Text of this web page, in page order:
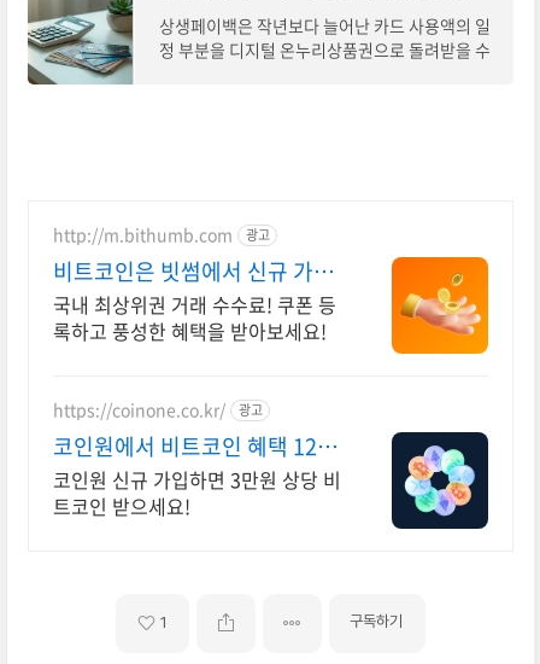
상생페이백은 작년보다 늘어난 카드 사용액의 일
정 부분을 디지털 온누리상품권으로 돌려받을 수
http://m.bithumb.com 광고
비트코인은 빗썸에서 신규 가입
시 5만원 혜택
국내 최상위권 거래 수수료! 쿠폰 등
록하고 풍성한 혜택을 받아보세요!
https://coinone.co.kr/ 광고
코인원에서 비트코인 혜택 12년
무사고 거래소
코인원 신규 가입하면 3만원 상당 비
트코인 받으세요!
1 구독하기